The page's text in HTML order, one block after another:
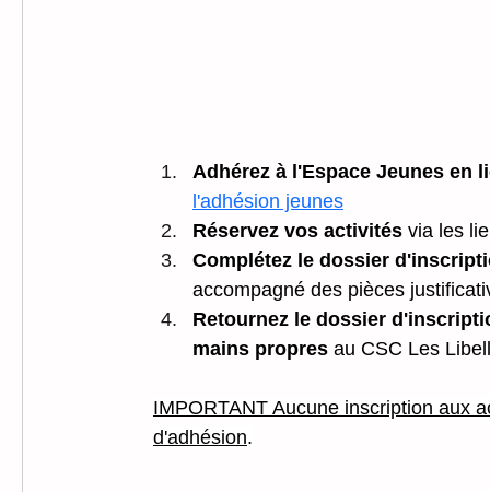
Adhérez à l'Espace Jeunes en
l'adhésion jeunes
Réservez vos activités via les
Complétez le dossier
accompagné des pièces
Retournez le dossier
mains propres au CSC Les
IMPORTANT Aucune inscription aux
d'adhésion.